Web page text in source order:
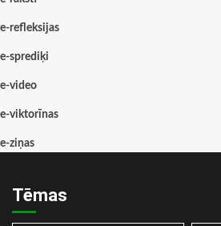
e-refleksijas
e-sprediķi
e-video
e-viktorīnas
e-ziņas
Tēmas